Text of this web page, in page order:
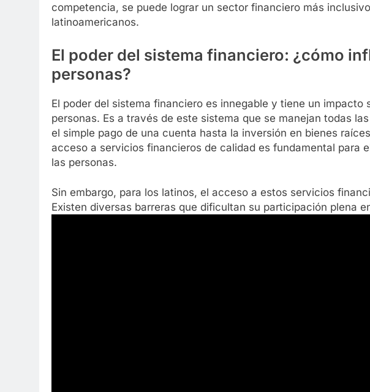
competencia, se puede lograr un sector financiero más
latinoamericanos.
El poder del sistema financiero: ¿cómo
personas?
El poder del sistema financiero es innegable y tiene un impacto
personas. Es a través de este sistema que se manejan todas
el simple pago de una cuenta hasta la inversión en bienes
acceso a servicios financieros de calidad es fundamental para
las personas.
Sin embargo, para los latinos, el acceso a estos servicios
Existen diversas barreras que dificultan su participación plena